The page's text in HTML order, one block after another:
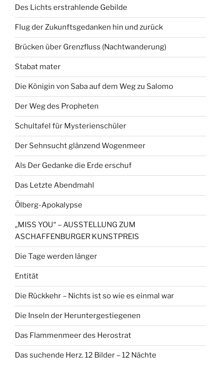
Des Lichts erstrahlende Gebilde
Flug der Zukunftsgedanken hin und zurück
Brücken über Grenzfluss (Nachtwanderung)
Stabat mater
Die Königin von Saba auf dem Weg zu Salomo
Der Weg des Propheten
Schultafel für Mysterienschüler
Der Sehnsucht glänzend Wogenmeer
Als Der Gedanke die Erde erschuf
Das Letzte Abendmahl
Ölberg-Apokalypse
„MISS YOU“ – AUSSTELLUNG ZUM
ASCHAFFENBURGER KUNSTPREIS
Die Tage werden länger
Entität
Die Rückkehr – Nichts ist so wie es einmal war
Die Inseln der Heruntergestiegenen
Das Flammenmeer des Herostrat
Das suchende Herz. 12 Bilder – 12 Nächte